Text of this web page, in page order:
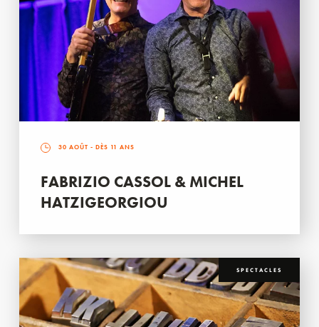
30 AOÛT - DÈS 11 ANS
FABRIZIO CASSOL & MICHEL
HATZIGEORGIOU
SPECTACLES